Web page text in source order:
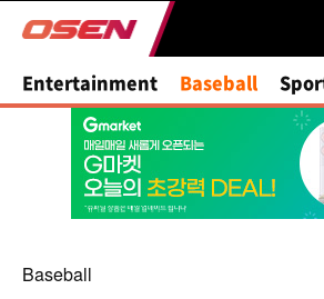
Entertainment Baseball
Baseball